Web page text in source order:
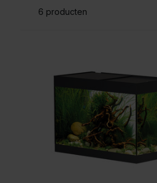
6 producten